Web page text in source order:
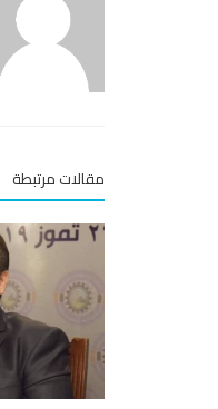
مقالات مرتبطة